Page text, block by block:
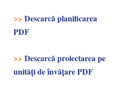
>> Descarcă planificarea
PDF
>> Descarcă proiectarea pe
unități de învățare PDF